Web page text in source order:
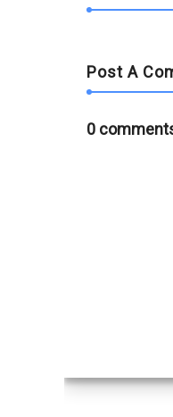
Post A
0